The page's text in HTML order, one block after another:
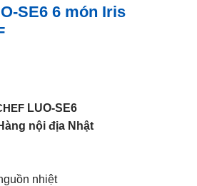
SE6 6 món Iris
3.100.000 VNĐ.
LUO-SE6
nội địa Nhật
nhiệt